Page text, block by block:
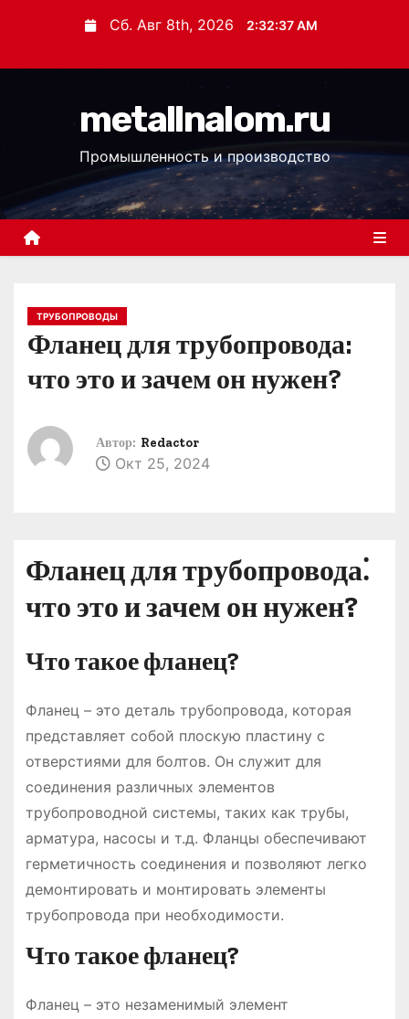
с
Сб. Авг 8th, 2026 2:32:38 AM
metallnalom.ru
Промышленность и производство
ТРУБОПРОВОДЫ
Фланец для трубопровода:
что это и зачем он нужен?
Автор: Redactor
Окт 25, 2024
Фланец для трубопровода⁚
что это и зачем он нужен?
Что такое фланец?
Фланец – это деталь трубопровода, которая
представляет собой плоскую пластину с
отверстиями для болтов. Он служит для
соединения различных элементов
трубопроводной системы, таких как трубы,
арматура, насосы и т.д. Фланцы обеспечивают
герметичность соединения и позволяют легко
демонтировать и монтировать элементы
трубопровода при необходимости.
Что такое фланец?
Фланец – это незаменимый элемент